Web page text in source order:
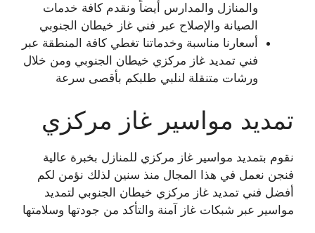
والمنازل والمدارس أيضاً ونقدم كافة خدمات
الصيانة والإصلاح عبر فني غاز خيطان الجنوبي
أسعارنا مناسبة وخدماتنا تغطي كافة المنطقة عبر
فني تمديد غاز مركزي خيطان الجنوبي ومن خلال
ورشات متنقلة لنلبي طلبكم بأقصى سرعة
تمديد مواسير غاز مركزي
نقوم بتمديد مواسير غاز مركزي للمنازل بخبرة عالية
فنجن نعمل في هذا المجال منذ سنين لذلك نؤمن لكم
أفضل فني تمديد غاز مركزي خيطان الجنوبي لتمديد
مواسير عبر شبكات غاز آمنة والتأكد من جودتها وسلامتها